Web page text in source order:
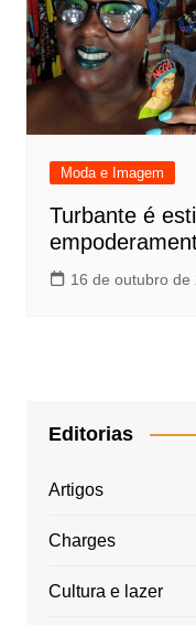
Moda e Imagem
Turbante é
16 de outubro de
Editorias
Artigos
Charges
Cultura e lazer